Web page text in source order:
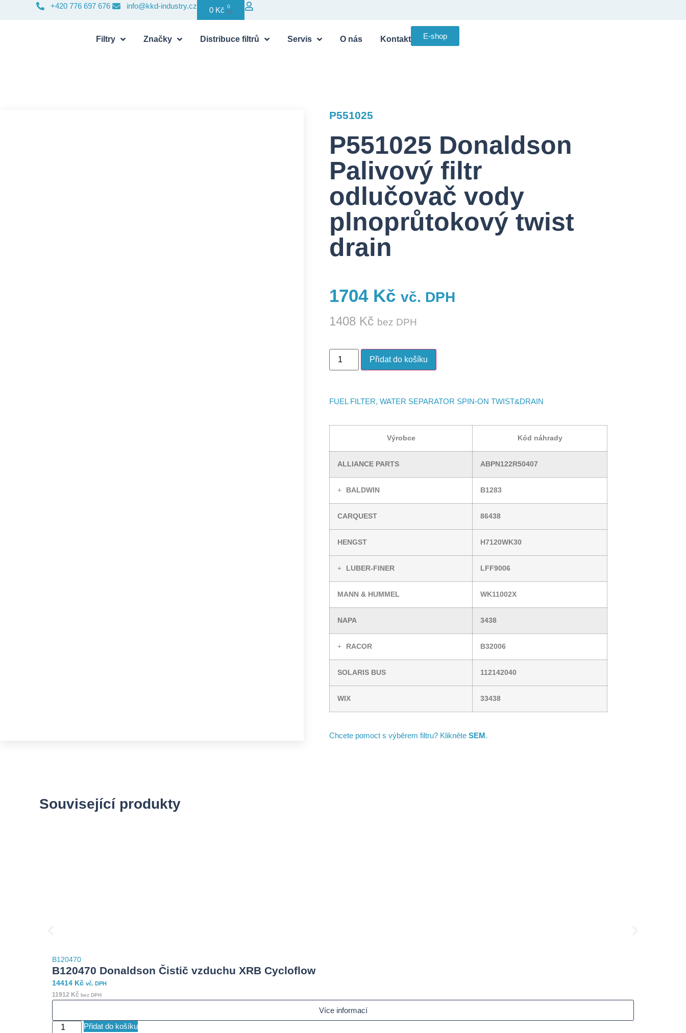
+420 776 697 676 info@kkd-industry.cz 0 Kč 0
Filtry Značky Distribuce filtrů Servis O nás Kontakt E-shop
P551025
P551025 Donaldson
Palivový filtr
odlučovač vody
plnoprůtokový twist
drain
1704 Kč vč. DPH
1408 Kč bez DPH
Přidat do košíku
FUEL FILTER, WATER SEPARATOR SPIN-ON TWIST&DRAIN
Výrobce Kód náhrady
ALLIANCE PARTS ABPN122R50407
BALDWIN B1283
CARQUEST 86438
HENGST H7120WK30
LUBER-FINER LFF9006
MANN & HUMMEL WK11002X
NAPA 3438
RACOR B32006
SOLARIS BUS 112142040
WIX 33438
Chcete pomoct s výběrem filtru? Klikněte SEM.
Související produkty
B120470
B120470 Donaldson Čistič vzduchu XRB Cycloflow
14414 Kč vč. DPH
11912 Kč bez DPH
Více informací
Přidat do košíku